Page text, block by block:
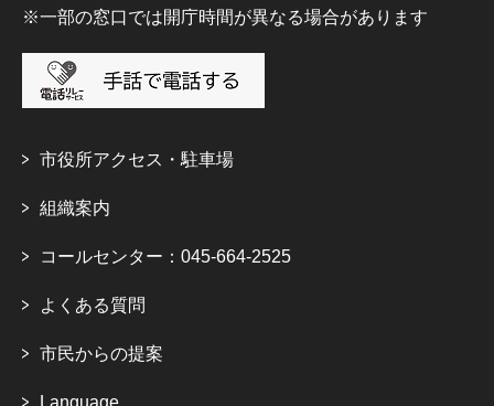
※一部の窓口では開庁時間が異なる場合があります
市役所アクセス・駐車場
組織案内
コールセンター：045-664-2525
よくある質問
市民からの提案
Language